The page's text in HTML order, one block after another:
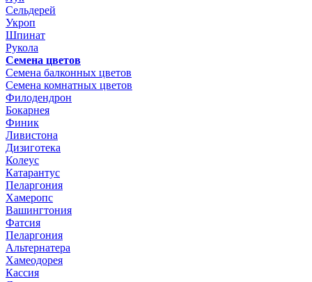
Сельдерей
Укроп
Шпинат
Рукола
Семена цветов
Семена балконных цветов
Семена комнатных цветов
Филодендрон
Бокарнея
Финик
Ливистона
Дизиготека
Колеус
Катарантус
Пеларгония
Хамеропс
Вашингтония
Фатсия
Пеларгония
Альтернатера
Хамеодорея
Кассия